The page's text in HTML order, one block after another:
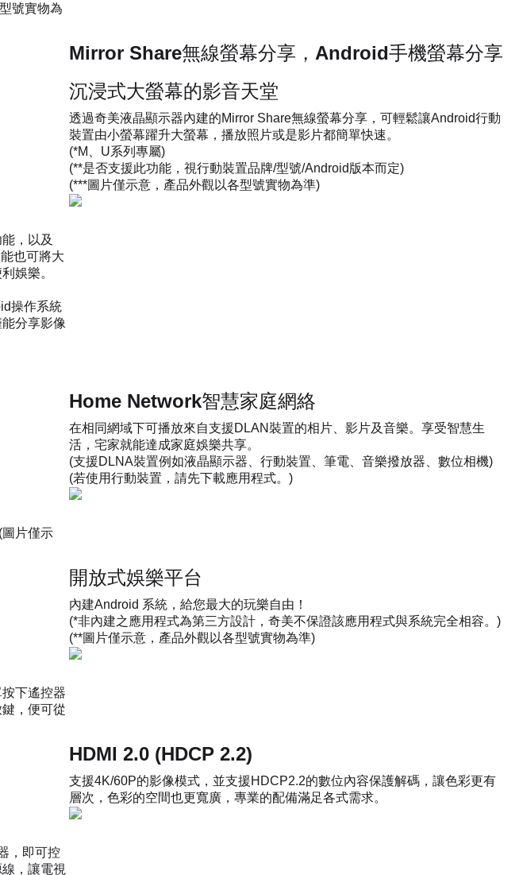
號實物為
Mirror Share無線螢幕分享，Android手機螢幕分享
沉浸式大螢幕的影音天堂
透過奇美液晶顯示器內建的Mirror Share無線螢幕分享，可輕鬆讓Android行動
裝置由小螢幕躍升大螢幕，播放照片或是影片都簡單快速。
(*M、U系列專屬)
(**是否支援此功能，視行動裝置品牌/型號/Android版本而定)
(***圖片僅示意，產品外觀以各型號實物為準)
，以及
也可將大
娛樂。
操作系統
分享影像
Home Network智慧家庭網絡
在相同網域下可播放來自支援DLAN裝置的相片、影片及音樂。享受智慧生
活，宅家就能達成家庭娛樂共享。
(支援DLNA裝置例如液晶顯示器、行動裝置、筆電、音樂撥放器、數位相機)
(若使用行動裝置，請先下載應用程式。)
片僅示
開放式娛樂平台
內建Android 系統，給您最大的玩樂自由！
(*非內建之應用程式為第三方設計，奇美不保證該應用程式與系統完全相容。)
(**圖片僅示意，產品外觀以各型號實物為準)
下遙控器
，便可從
HDMI 2.0 (HDCP 2.2)
支援4K/60P的影像模式，並支援HDCP2.2的數位內容保護解碼，讓色彩更有
層次，色彩的空間也更寬廣，專業的配備滿足各式需求。
，即可控
，讓電視